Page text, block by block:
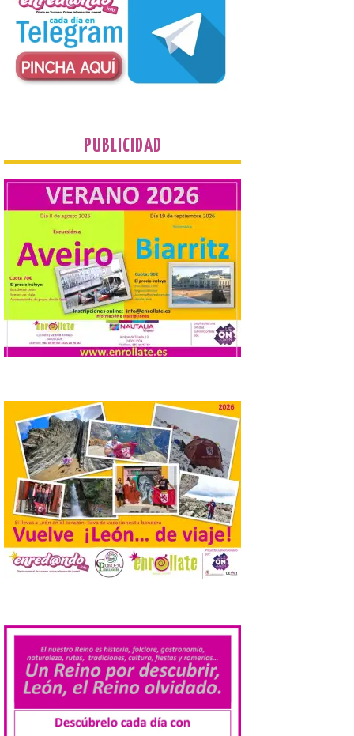
Presentación del Libro
“Va de Monjas”, de José
Fernando Cornejo. Apertura de una doble
exposición de fotografía. Este viernes, 7
de agosto, a las 20,00 horas, en el
auditorio de Benavides de […]
Valencia de Don Juan en
una nueva edición de
Castle Food 2026
7 Ago 2026
Castle Food combina la
música en directo con
food trucks y tiendas de
market esperando atraer
a miles de personas. La
localidad leonesa de Valencia de Don Juan
sigue adelante con su calendario de
eventos veraniegos para este año 2026.
[…]
programa insignia de
prácticas Blue Book,
abriéndolo a titulados de
EFP
6 Ago 2026
Las solicitudes estarán
abiertas del 22 de julio al 4
de septiembre de 2026.
Bruselas, 6 de agosto de
2026.- La Comisión
Europea ha actualizado las normas de su
programa de prácticas, estableciendo un
Despega el primer avión
de Iberia con wifi de alta
velocidad gratuito de
Starlink
6 Ago 2026
PUBLICIDAD